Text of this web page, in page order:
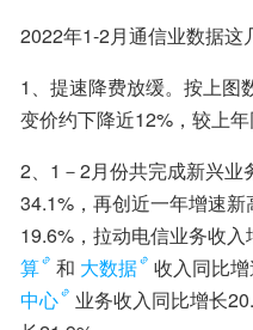
2022年1-2月通信业数据这
1、提速降费放缓。按上图
变价约下降近12%，较上年
2、1－2月份共完成新兴业
34.1%，再创近一年增速
19.6%，拉动电信业务收
算
和 大数据 收入同比
中心
业务收入同比增长